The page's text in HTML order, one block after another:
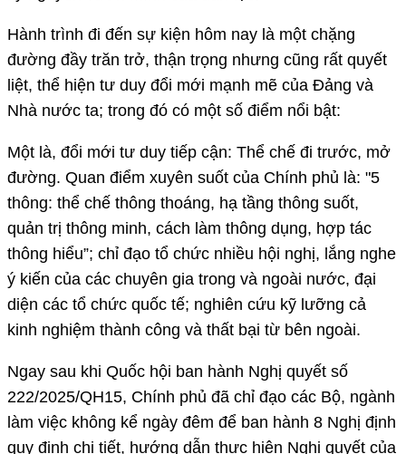
Hành trình đi đến sự kiện hôm nay là một chặng
đường đầy trăn trở, thận trọng nhưng cũng rất quyết
liệt, thể hiện tư duy đổi mới mạnh mẽ của Đảng và
Nhà nước ta; trong đó có một số điểm nổi bật:
Một là, đổi mới tư duy tiếp cận: Thể chế đi trước, mở
đường. Quan điểm xuyên suốt của Chính phủ là: "5
thông: thể chế thông thoáng, hạ tầng thông suốt,
quản trị thông minh, cách làm thông dụng, hợp tác
thông hiểu”; chỉ đạo tổ chức nhiều hội nghị, lắng nghe
ý kiến của các chuyên gia trong và ngoài nước, đại
diện các tổ chức quốc tế; nghiên cứu kỹ lưỡng cả
kinh nghiệm thành công và thất bại từ bên ngoài.
Ngay sau khi Quốc hội ban hành Nghị quyết số
222/2025/QH15, Chính phủ đã chỉ đạo các Bộ, ngành
làm việc không kể ngày đêm để ban hành 8 Nghị định
quy định chi tiết, hướng dẫn thực hiện Nghị quyết của